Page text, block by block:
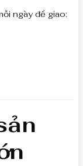
ngày để giao: